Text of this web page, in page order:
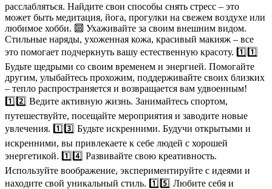
расслабляться. Найдите свои способы снять стресс – это
может быть медитация, йога, прогулки на свежем воздухе или
любимое хобби. 🔟 Ухаживайте за своим внешним видом.
Стильные наряды, ухоженная кожа, красивый макияж – все
это помогает подчеркнуть вашу естественную красоту. 1️⃣1️⃣
Будьте щедрыми со своим временем и энергией. Помогайте
другим, улыбайтесь прохожим, поддерживайте своих близких
– тепло распространяется и возвращается вам удвоенным!
1️⃣2️⃣ Ведите активную жизнь. Занимайтесь спортом,
путешествуйте, посещайте мероприятия и заводите новые
увлечения. 1️⃣3️⃣ Будьте искренними. Будучи открытыми и
искренними, вы привлекаете к себе людей с хорошей
энергетикой. 1️⃣4️⃣ Развивайте свою креативность.
Используйте воображение, экспериментируйте с идеями и
находите свой уникальный стиль. 1️⃣5️⃣ Любите себя и